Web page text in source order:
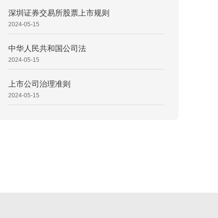
深圳证券交易所股票上市规则
2024-05-15
中华人民共和国公司法
2024-05-15
上市公司治理准则
2024-05-15